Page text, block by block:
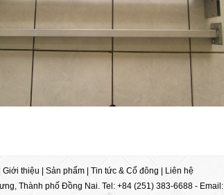
Giới thiệu Sản phẩm| Tin tức & Cổ đông
Liên hệ
Thành phố Đồng Nai. Tel: +84 (251) 383-6688 - Email: